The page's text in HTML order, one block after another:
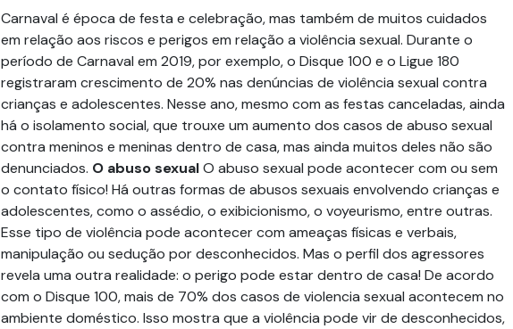
Carnaval é época de festa e celebração, mas também de muitos cuidados
em relação aos riscos e perigos em relação a violência sexual. Durante o
período de Carnaval em 2019, por exemplo, o Disque 100 e o Ligue 180
registraram crescimento de 20% nas denúncias de violência sexual contra
crianças e adolescentes. Nesse ano, mesmo com as festas canceladas, ainda
há o isolamento social, que trouxe um aumento dos casos de abuso sexual
contra meninos e meninas dentro de casa, mas ainda muitos deles não são
denunciados. O abuso sexualO abuso sexual pode acontecer com ou sem
o contato físico! Há outras formas de abusos sexuais envolvendo crianças e
adolescentes, como o assédio, o exibicionismo, o voyeurismo, entre outras.
Esse tipo de violência pode acontecer com ameaças físicas e verbais,
manipulação ou sedução por desconhecidos. Mas o perfil dos agressores
revela uma outra realidade: o perigo pode estar dentro de casa! De acordo
com o Disque 100, mais de 70% dos casos de violencia sexual acontecem no
ambiente doméstico. Isso mostra que a violência pode vir de desconhecidos,